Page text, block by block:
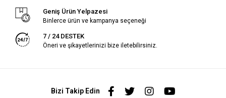
Geniş Ürün Yelpazesi
Binlerce ürün ve kampanya seçeneği
7 / 24 DESTEK
Öneri ve şikayetlerinizi bize iletebilirsiniz.
Bizi Takip Edin